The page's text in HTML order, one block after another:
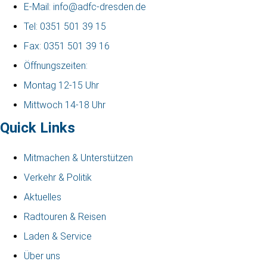
E-Mail: info@adfc-dresden.de
Tel: 0351 501 39 15
Fax: 0351 501 39 16
Öffnungszeiten:
Montag 12-15 Uhr
Mittwoch 14-18 Uhr
Quick Links
Mitmachen & Unterstützen
Verkehr & Politik
Aktuelles
Radtouren & Reisen
Laden & Service
Über uns